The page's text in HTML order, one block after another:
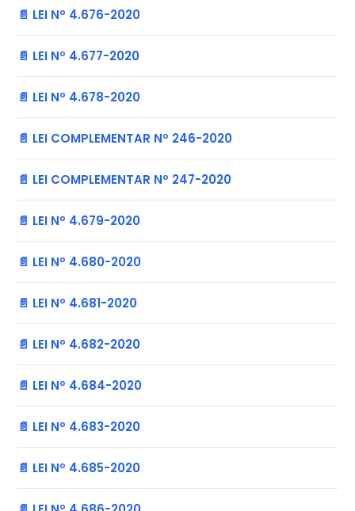
📄 LEI Nº 4.676-2020
📄 LEI Nº 4.677-2020
📄 LEI Nº 4.678-2020
📄 LEI COMPLEMENTAR Nº 246-2020
📄 LEI COMPLEMENTAR Nº 247-2020
📄 LEI Nº 4.679-2020
📄 LEI Nº 4.680-2020
📄 LEI Nº 4.681-2020
📄 LEI Nº 4.682-2020
📄 LEI Nº 4.684-2020
📄 LEI Nº 4.683-2020
📄 LEI Nº 4.685-2020